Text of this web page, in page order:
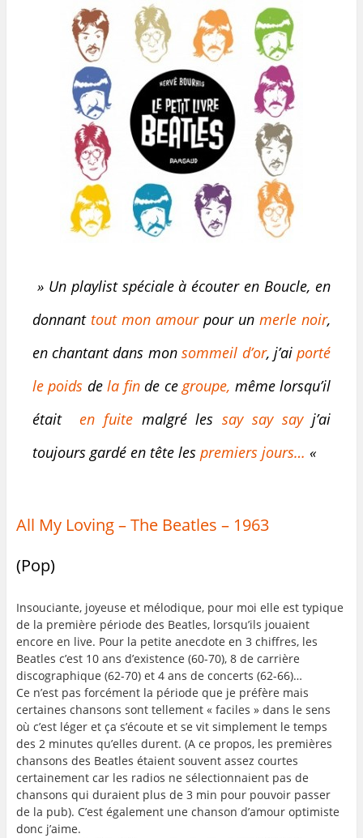
» Un playlist spéciale à écouter en Boucle, en
donnant tout mon amourpour unmerle noir,
en chantant dans monsommeil d’or, j’aiporté
le poids dela finde cegroupe, même lorsqu’il
était
en fuite malgré les say say sayj’ai
toujours gardé en tête les premiers jours… «
All My Loving – The Beatles – 1963
(Pop)
Insouciante, joyeuse et mélodique, pour moi elle est typique
de la première période des Beatles, lorsqu’ils jouaient
encore en live. Pour la petite anecdote en 3 chiffres, les
Beatles c’est 10 ans d’existence (60-70), 8 de carrière
discographique (62-70) et 4 ans de concerts (62-66)…
Ce n’est pas forcément la période que je préfère mais
certaines chansons sont tellement « faciles » dans le sens
où c’est léger et ça s’écoute et se vit simplement le temps
des 2 minutes qu’elles durent. (A ce propos, les premières
chansons des Beatles étaient souvent assez courtes
certainement car les radios ne sélectionnaient pas de
chansons qui duraient plus de 3 min pour pouvoir passer
de la pub). C’est également une chanson d’amour optimiste
donc j’aime.